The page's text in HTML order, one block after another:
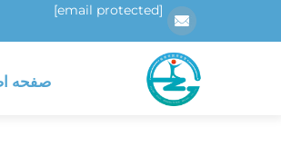
[email protected]
صفحه